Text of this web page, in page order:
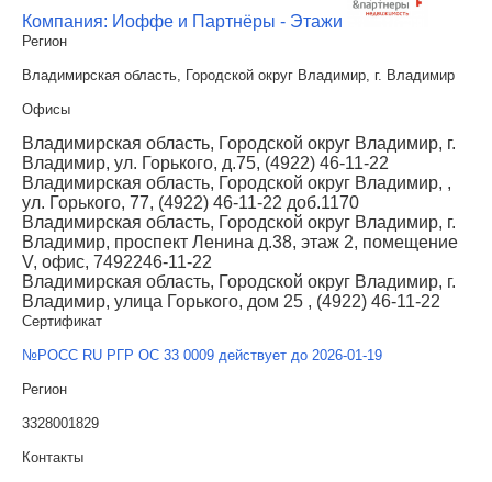
Компания: Иоффе и Партнёры - Этажи
Регион
Владимирская область, Городской округ Владимир, г. Владимир
Офисы
Владимирская область, Городской округ Владимир, г.
Владимир, ул. Горького, д.75, (4922) 46-11-22
Владимирская область, Городской округ Владимир, ,
ул. Горького, 77, (4922) 46-11-22 доб.1170
Владимирская область, Городской округ Владимир, г.
Владимир, проспект Ленина д.38, этаж 2, помещение
V, офис, 7492246-11-22
Владимирская область, Городской округ Владимир, г.
Владимир, улица Горького, дом 25 , (4922) 46-11-22
Сертификат
№РОСС RU РГР ОС 33 0009 действует до 2026-01-19
Регион
3328001829
Контакты